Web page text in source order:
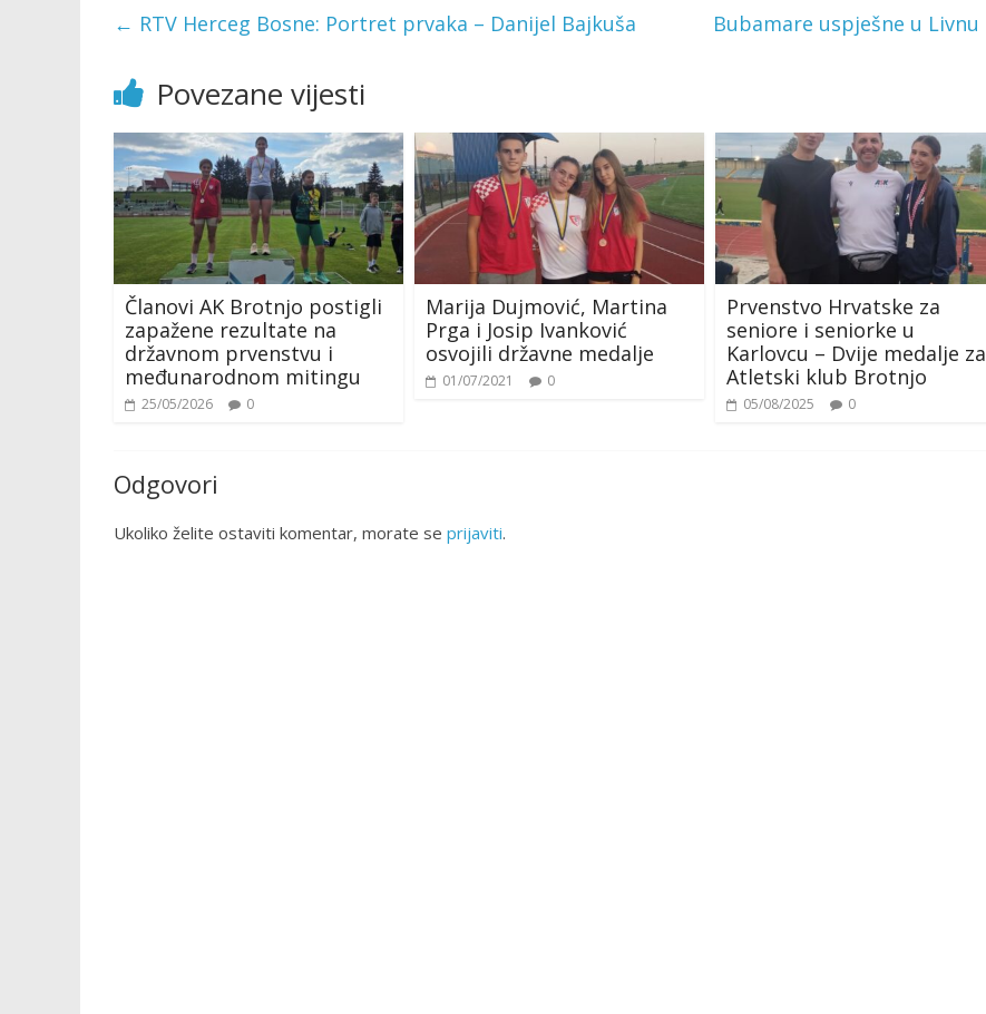
← RTV Herceg Bosne: Portret prvaka – Danijel Bajkuša Bubamare uspješne u Livnu
Povezane vijesti
Članovi AK Brotnjo postigli
zapažene rezultate na
državnom prvenstvu i
međunarodnom mitingu
25/05/2026 0
Marija Dujmović, Martina
Prga i Josip Ivanković
osvojili državne medalje
01/07/2021 0
Prvenstvo Hrvatske za
seniore i seniorke u
Karlovcu – Dvije medalje za
Atletski klub Brotnjo
05/08/2025 0
Odgovori
Ukoliko želite ostaviti komentar, morate se prijaviti.